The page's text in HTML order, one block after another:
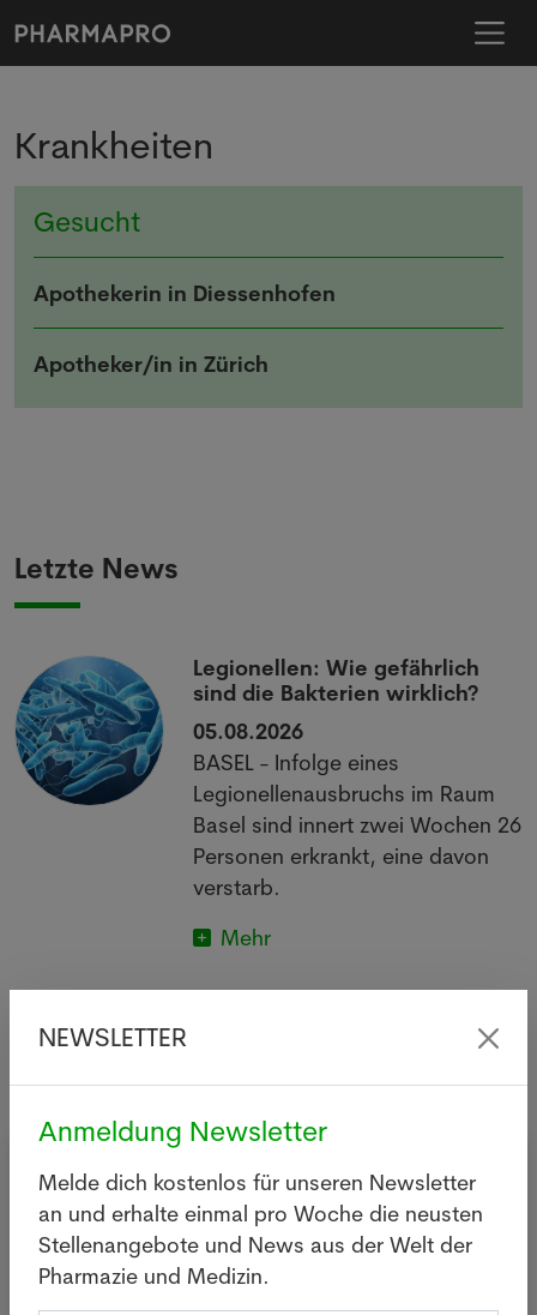
Krankheiten
Gesucht
Apothekerin in Diessenhofen
Apotheker/in in Zürich
Letzte News
Legionellen: Wie gefährlich
sind die Bakterien wirklich?
05.08.2026
BASEL - Infolge eines
Legionellenausbruchs im Raum
Basel sind innert zwei Wochen 26
Personen erkrankt, eine davon
verstarb.
Mehr
NEWSLETTER
Anmeldung Newsletter
Melde dich kostenlos für unseren Newsletter
an und erhalte einmal pro Woche die neusten
Stellenangebote und News aus der Welt der
Pharmazie und Medizin.